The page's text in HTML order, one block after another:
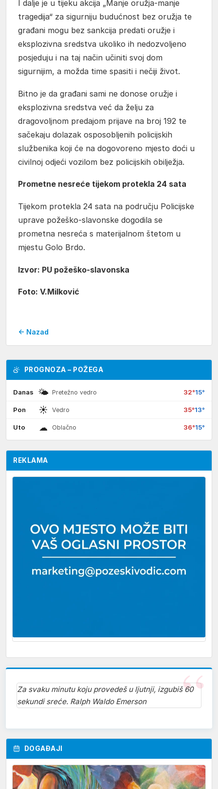
I dalje je u tijeku akcija „Manje oružja-manje
tragedija“ za sigurniju budućnost bez oružja te
građani mogu bez sankcija predati oružje i
eksplozivna sredstva ukoliko ih nedozvoljeno
posjeduju i na taj način učiniti svoj dom
sigurnijim, a možda time spasiti i nečiji život.
Bitno je da građani sami ne donose oružje i
eksplozivna sredstva već da želju za
dragovoljnom predajom prijave na broj 192 te
sačekaju dolazak osposobljenih policijskih
službenika koji će na dogovoreno mjesto doći u
civilnoj odjeći vozilom bez policijskih obilježja.
Prometne nesreće tijekom protekla 24 sata
Tijekom protekla 24 sata na području Policijske
uprave požeško-slavonske dogodila se
prometna nesreća s materijalnom štetom u
mjestu Golo Brdo.
Izvor: PU požeško-slavonska
Foto: V.Milković
← Nazad
PROGNOZA – POŽEGA
Danas 🌤 Pretežno vedro 32°15°
Pon ☀ Vedro 35°13°
Uto ☁ Oblačno 36°15°
REKLAMA
Za svaku minutu koju provedeš u ljutnji, izgubiš 60
sekundi sreće. Ralph Waldo Emerson
DOGAĐAJI